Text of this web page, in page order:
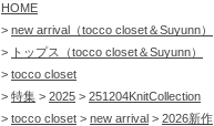
HOME
> new arrival（tocco closet＆Suyunn）
> トップス（tocco closet＆Suyunn）
> tocco closet
> 特集 > 2025 > 251204KnitCollection
> tocco closet > new arrival > 2026新作